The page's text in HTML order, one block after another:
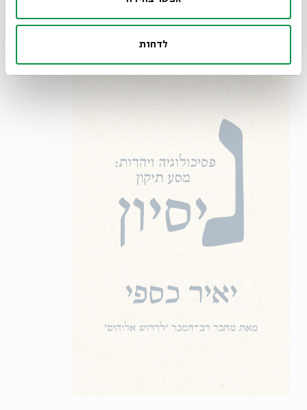
לדחות